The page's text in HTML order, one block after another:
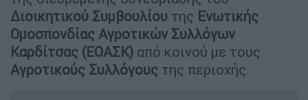
Διοικητικού Συμβουλίου της Ενωτικής
Ομοσπονδίας Αγροτικών Συλλόγων
Καρδίτσας (ΕΟΑΣΚ) από κοινού με τους
Αγροτικούς Συλλόγους της περιοχής.